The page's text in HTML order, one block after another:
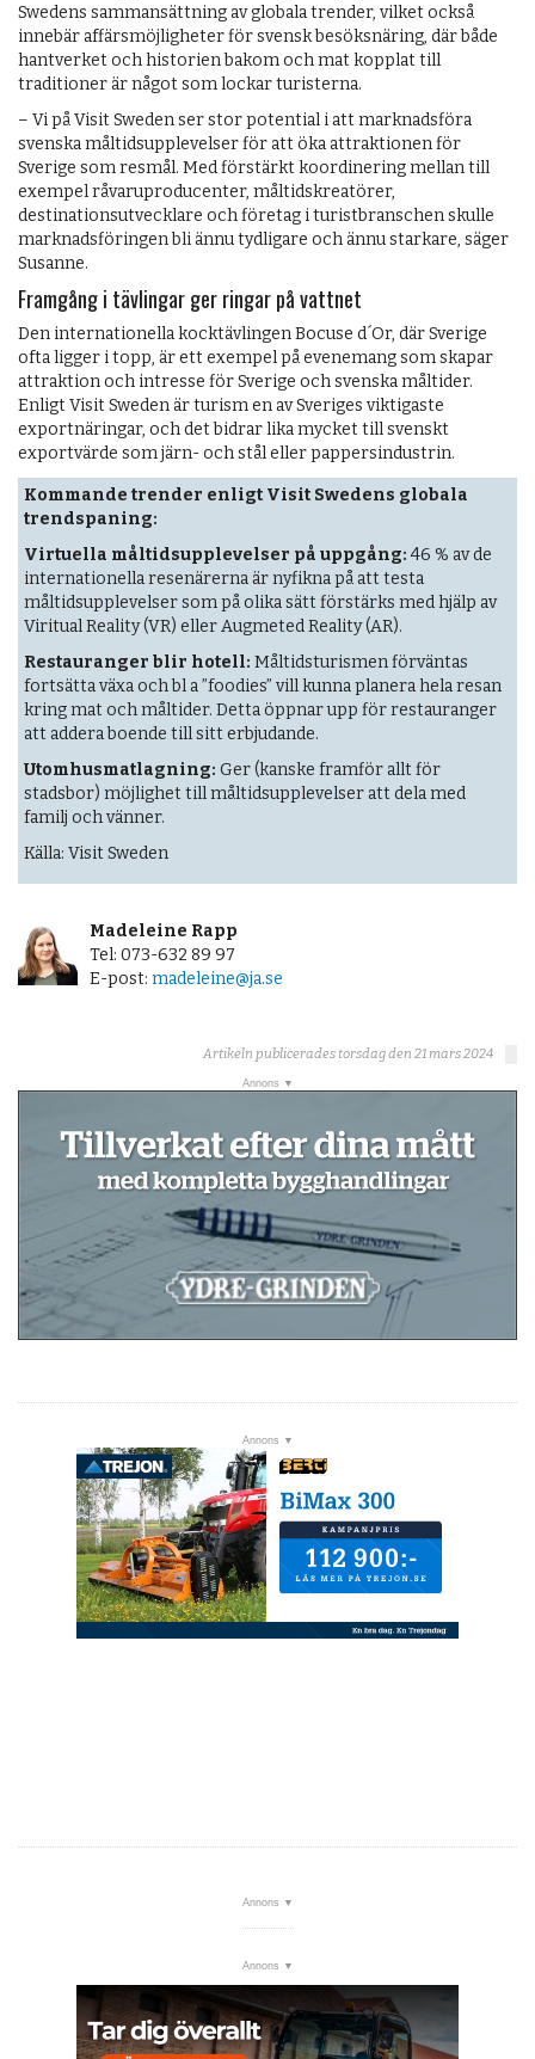
Swedens sammansättning av globala trender, vilket också
innebär affärsmöjligheter för svensk besöksnäring, där både
hantverket och historien bakom och mat kopplat till
traditioner är något som lockar turisterna.
– Vi på Visit Sweden ser stor potential i att marknadsföra
svenska måltidsupplevelser för att öka attraktionen för
Sverige som resmål. Med förstärkt koordinering mellan till
exempel råvaruproducenter, måltidskreatörer,
destinationsutvecklare och företag i turistbranschen skulle
marknadsföringen bli ännu tydligare och ännu starkare, säger
Susanne.
Framgång i tävlingar ger ringar på vattnet
Den internationella kocktävlingen Bocuse d´Or, där Sverige
ofta ligger i topp, är ett exempel på evenemang som skapar
attraktion och intresse för Sverige och svenska måltider.
Enligt Visit Sweden är turism en av Sveriges viktigaste
exportnäringar, och det bidrar lika mycket till svenskt
exportvärde som järn- och stål eller pappersindustrin.
Kommande trender enligt Visit Swedens globala
trendspaning:
Virtuella måltidsupplevelser på uppgång: 46 % av de
internationella resenärerna är nyfikna på att testa
måltidsupplevelser som på olika sätt förstärks med hjälp av
Viritual Reality (VR) eller Augmeted Reality (AR).
Restauranger blir hotell: Måltidsturismen förväntas
fortsätta växa och bl a ”foodies” vill kunna planera hela resan
kring mat och måltider. Detta öppnar upp för restauranger
att addera boende till sitt erbjudande.
Utomhusmatlagning: Ger (kanske framför allt för
stadsbor) möjlighet till måltidsupplevelser att dela med
familj och vänner.
Källa: Visit Sweden
Madeleine Rapp
Tel: 073-632 89 97
E-post: madeleine@ja.se
Artikeln publicerades torsdag den 21 mars 2024